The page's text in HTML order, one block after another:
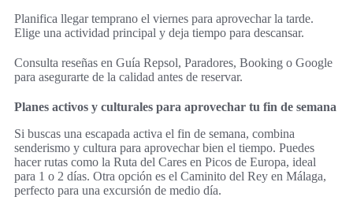
Planifica llegar temprano el viernes para aprovechar la tarde.
Elige una actividad principal y deja tiempo para descansar.
Consulta reseñas en Guía Repsol, Paradores, Booking o Google
para asegurarte de la calidad antes de reservar.
Planes activos y culturales para aprovechar tu fin de semana
Si buscas una escapada activa el fin de semana, combina
senderismo y cultura para aprovechar bien el tiempo. Puedes
hacer rutas como la Ruta del Cares en Picos de Europa, ideal
para 1 o 2 días. Otra opción es el Caminito del Rey en Málaga,
perfecto para una excursión de medio día.